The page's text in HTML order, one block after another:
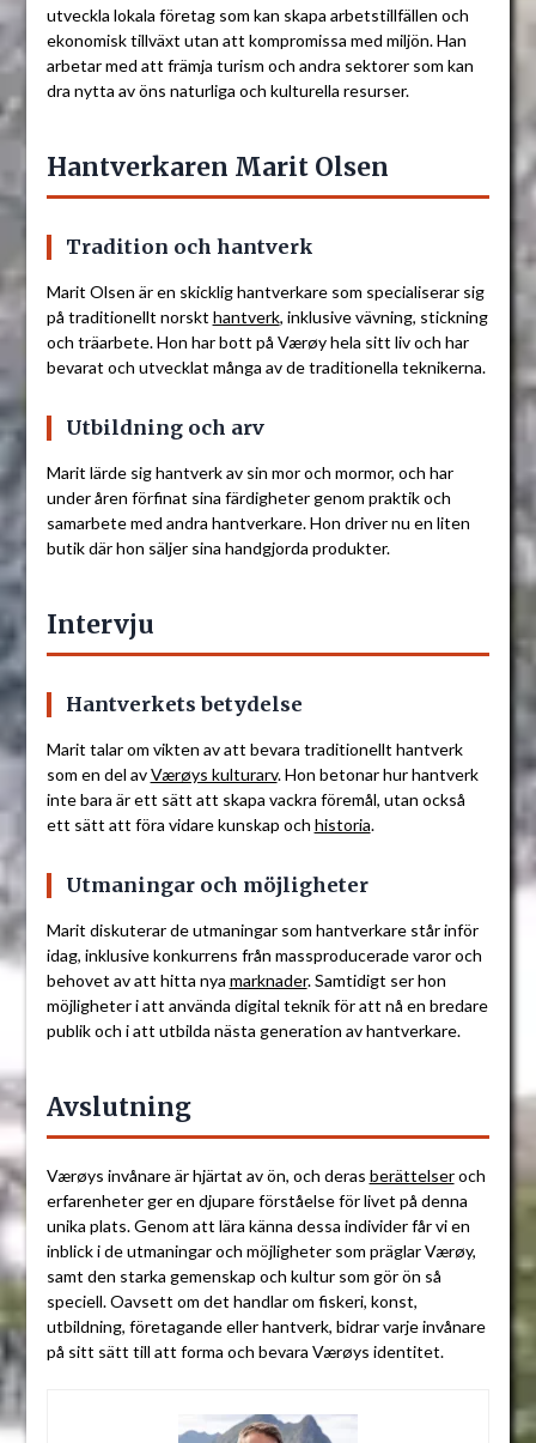
utveckla lokala företag som kan skapa arbetstillfällen och
ekonomisk tillväxt utan att kompromissa med miljön. Han
arbetar med att främja turism och andra sektorer som kan
dra nytta av öns naturliga och kulturella resurser.
Hantverkaren Marit Olsen
Tradition och hantverk
Marit Olsen är en skicklig hantverkare som specialiserar sig
på traditionellt norskt hantverk, inklusive vävning, stickning
och träarbete. Hon har bott på Værøy hela sitt liv och har
bevarat och utvecklat många av de traditionella teknikerna.
Utbildning och arv
Marit lärde sig hantverk av sin mor och mormor, och har
under åren förfinat sina färdigheter genom praktik och
samarbete med andra hantverkare. Hon driver nu en liten
butik där hon säljer sina handgjorda produkter.
Intervju
Hantverkets betydelse
Marit talar om vikten av att bevara traditionellt hantverk
som en del avVærøys kulturarv. Hon betonar hur hantverk
inte bara är ett sätt att skapa vackra föremål, utan också
ett sätt att föra vidare kunskap och historia.
Utmaningar och möjligheter
Marit diskuterar de utmaningar som hantverkare står inför
idag, inklusive konkurrens från massproducerade varor och
behovet av att hitta nya marknader. Samtidigt ser hon
möjligheter i att använda digital teknik för att nå en bredare
publik och i att utbilda nästa generation av hantverkare.
Avslutning
Værøys invånare är hjärtat av ön, och deras berättelseroch
erfarenheter ger en djupare förståelse för livet på denna
unika plats. Genom att lära känna dessa individer får vi en
inblick i de utmaningar och möjligheter som präglar Værøy,
samt den starka gemenskap och kultur som gör ön så
speciell. Oavsett om det handlar om fiskeri, konst,
utbildning, företagande eller hantverk, bidrar varje invånare
på sitt sätt till att forma och bevara Værøys identitet.